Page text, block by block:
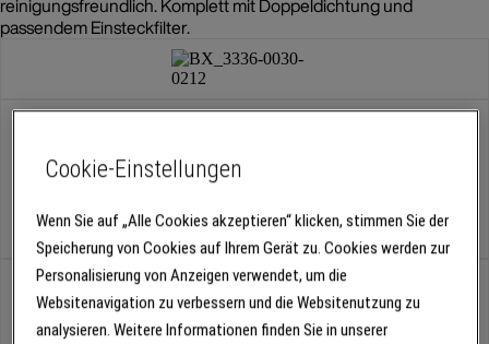
reinigungsfreundlich. Komplett mit Doppeldichtung und
passendem Einsteckfilter.
208 lila
210 lila 212 lila
410 lila
412 lila
Stück
Cookie-Einstellungen
Wenn Sie auf „Alle Cookies akzeptieren“ klicken, stimmen Sie der
Speicherung von Cookies auf Ihrem Gerät zu. Cookies werden zur
Personalisierung von Anzeigen verwendet, um die
Websitenavigation zu verbessern und die Websitenutzung zu
analysieren. Weitere Informationen finden Sie in unserer